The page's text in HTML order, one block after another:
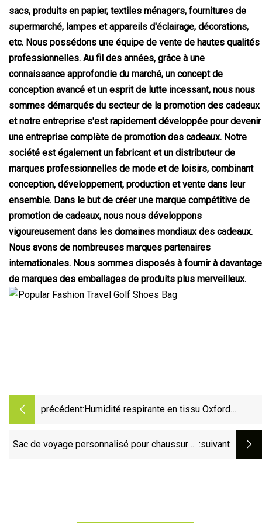
sacs, produits en papier, textiles ménagers, fournitures de
supermarché, lampes et appareils d'éclairage, décorations,
etc. Nous possédons une équipe de vente de hautes qualités
professionnelles. Au fil des années, grâce à une
connaissance approfondie du marché, un concept de
conception avancé et un esprit de lutte incessant, nous nous
sommes démarqués du secteur de la promotion des cadeaux
et notre entreprise s'est rapidement développée pour devenir
une entreprise complète de promotion des cadeaux. Notre
société est également un fabricant et un distributeur de
marques professionnelles de mode et de loisirs, combinant
conception, développement, production et vente dans leur
ensemble. Dans le but de créer une marque compétitive de
promotion de cadeaux, nous nous développons
vigoureusement dans les domaines mondiaux des cadeaux.
Nous avons de nombreuses marques partenaires
internationales. Nous sommes disposés à fournir à davantage
de marques des emballages de produits plus merveilleux.
précédent: Humidité respirante en tissu Oxford
Sac de voyage personnalisé pour chaussures :suivant